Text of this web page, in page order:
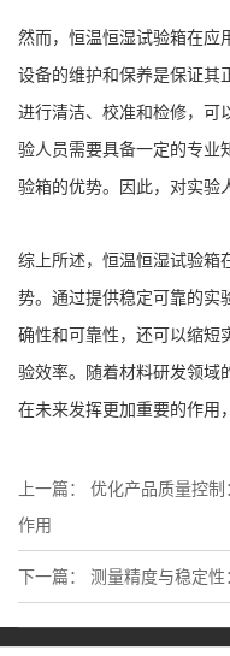
然而，恒温恒湿试验箱在应
设备的维护和保养是保证其
进行清洁、校准和检修，可
验人员需要具备一定的专业
验箱的优势。因此，对实验
综上所述，恒温恒湿试验箱
势。通过提供稳定可靠的实
确性和可靠性，还可以缩短
验效率。随着材料研发领域
在未来发挥更加重要的作用
上一篇： 优化产品质量控
作用
下一篇： 测量精度与稳定